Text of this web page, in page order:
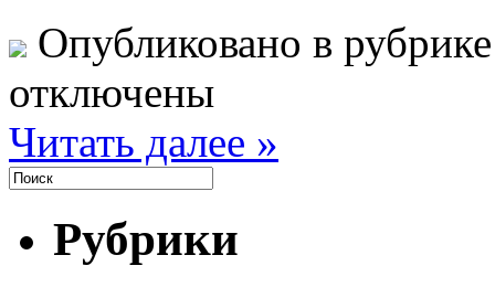
Опубликовано в
отключены
Читать далее »
Рубрики